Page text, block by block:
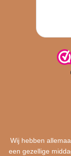
Wij hebben
een gezellige